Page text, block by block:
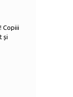
Copiii
și